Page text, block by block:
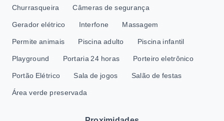
Churrasqueira Câmeras de segurança
Gerador elétrico Interfone Massagem
Permite animais Piscina adulto Piscina infantil
Playground Portaria 24 horas Porteiro eletrônico
Portão Elétrico Sala de jogos Salão de festas
Área verde preservada